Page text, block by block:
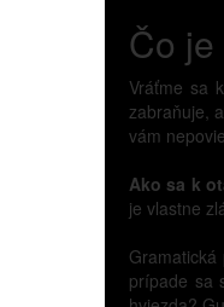
Čo
Vráťme sa
zabraňuje,
vám
Ako sa k
je vlastne
prípade sa